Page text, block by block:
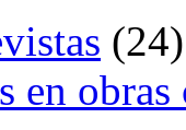
(24)
en